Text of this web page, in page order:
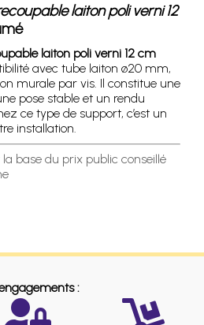
laiton poli verni 12
laiton poli verni 12 cm
avec tube laiton ø20 mm,
murale par vis. Il constitue une
pose stable et un rendu
ce type de support, c’est un
installation.
base du prix public conseillé
: